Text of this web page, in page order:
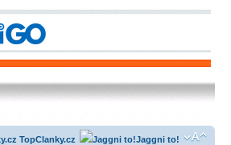
Jaggni to!
TopClanky.cz